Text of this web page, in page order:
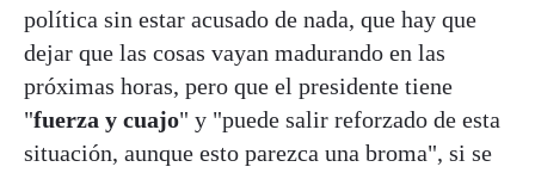
política sin estar acusado de nada, que hay que
dejar que las cosas vayan madurando en las
próximas horas, pero que el presidente tiene
"fuerza y cuajo" y "puede salir reforzado de esta
situación, aunque esto parezca una broma", si se